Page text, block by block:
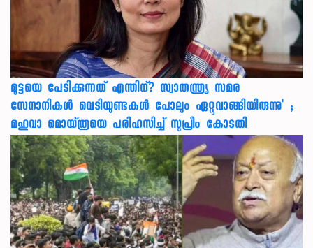
മുട്ടയെ പേടിക്കുന്നത് എന്തിന്? സ്വാതന്ത്ര്യ സമര
സേനാനികൾ വെടിയുണ്ടകൾ പോലും ഏറ്റുവാങ്ങിയിരുന്നു' ;
മഹുവാ മൊയ്ത്രയെ പരിഹസിച്ച് സുപ്രീം കോടതി